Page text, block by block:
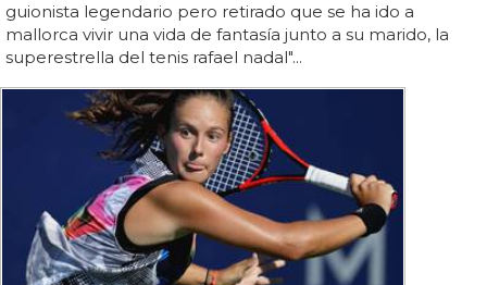
guionista legendario pero retirado que se ha ido a
mallorca vivir una vida de fantasía junto a su marido, la
superestrella del tenis rafael nadal"...